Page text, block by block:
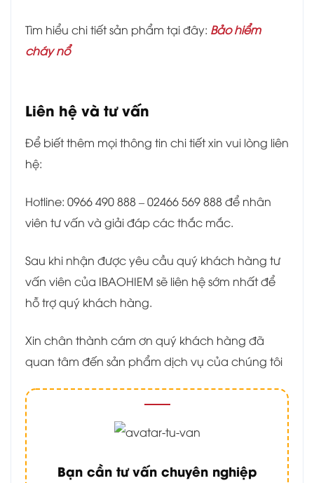
Tìm hiểu chi tiết sản phẩm tại đây: Bảo hiểm
cháy nổ
Liên hệ và tư vấn
Để biết thêm mọi thông tin chi tiết xin vui lòng liên
hệ:
Hotline: 0966 490 888 – 02466 569 888 để nhân
viên tư vấn và giải đáp các thắc mắc.
Sau khi nhận được yêu cầu quý khách hàng tư
vấn viên của IBAOHIEM sẽ liên hệ sớm nhất để
hỗ trợ quý khách hàng.
Xin chân thành cám ơn quý khách hàng đã
quan tâm đến sản phẩm dịch vụ của chúng tôi
Bạn cần tư vấn chuyên nghiệp